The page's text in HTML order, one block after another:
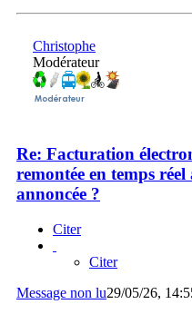
Christophe
Modérateur
Re: Facturation
remontée en temps
annoncée ?
Citer
Citer
Message non lu29/05/26,